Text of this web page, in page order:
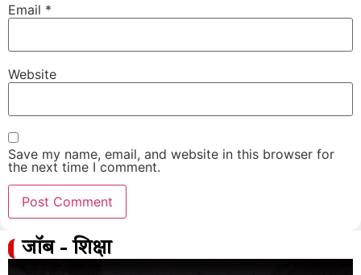
Email *
Website
Save my name, email, and website in this browser for
the next time I comment.
जॉब - शिक्षा